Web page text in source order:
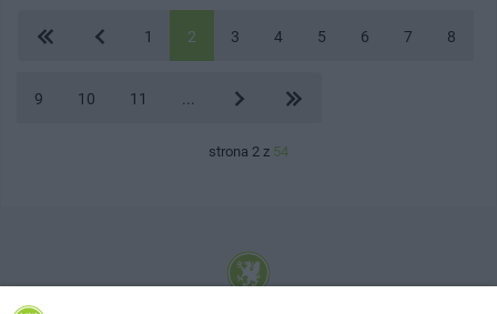
1 2 3 4 5 6 7 8
9 10 11
strona 2 z 54
© 2001-2026 Tczew - TCZ.PL Sp. z o.o. Internetowy Serwis Informacyjny Miasta